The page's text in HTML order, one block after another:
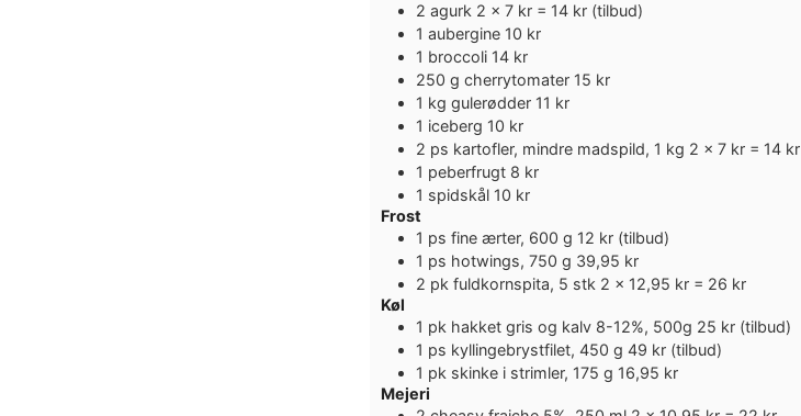
2 agurk 2 x 7 kr = 14 kr (tilbud)
1 aubergine 10 kr
1 broccoli 14 kr
250 g cherrytomater 15 kr
1 kg gulerødder 11 kr
1 iceberg 10 kr
2 ps kartofler, mindre madspild, 1 kg 2 x 7 kr = 14 kr
1 peberfrugt 8 kr
1 spidskål 10 kr
Frost
1 ps fine ærter, 600 g 12 kr (tilbud)
1 ps hotwings, 750 g 39,95 kr
2 pk fuldkornspita, 5 stk 2 x 12,95 kr = 26 kr
Køl
1 pk hakket gris og kalv 8-12%, 500g 25 kr (tilbud)
1 ps kyllingebrystfilet, 450 g 49 kr (tilbud)
1 pk skinke i strimler, 175 g 16,95 kr
Mejeri